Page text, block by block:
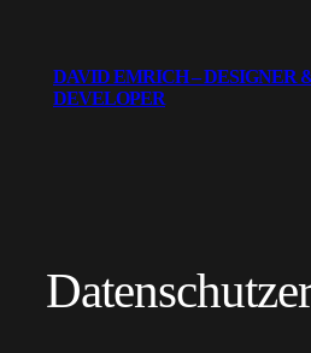
springenDAVID EMRICH – DESIGNER
DEVELOPER